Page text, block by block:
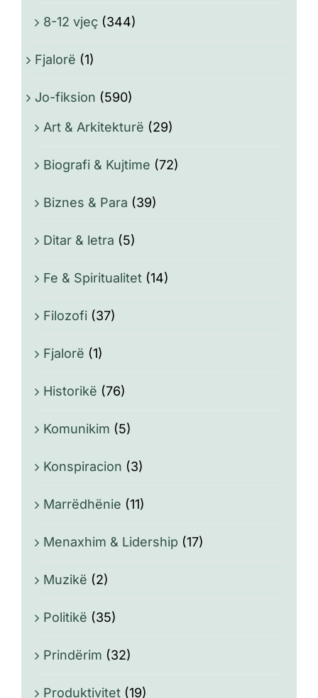
8-12 vjeç (344)
Fjalorë (1)
Jo-fiksion (590)
Art & Arkitekturë (29)
Biografi & Kujtime (72)
Biznes & Para (39)
Ditar & letra (5)
Fe & Spiritualitet (14)
Filozofi (37)
Fjalorë (1)
Historikë (76)
Komunikim (5)
Konspiracion (3)
Marrëdhënie (11)
Menaxhim & Lidership (17)
Muzikë (2)
Politikë (35)
Prindërim (32)
Produktivitet (19)